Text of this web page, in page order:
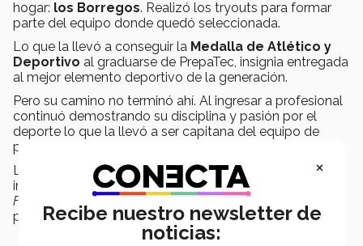
hogar: los Borregos. Realizó los tryouts para formar
parte del equipo donde quedó seleccionada.
Lo que la llevó a conseguir la Medalla de Atlético y
Deportivo al graduarse de PrepaTec, insignia entregada
al mejor elemento deportivo de la generación.
Pero su camino no terminó ahí. Al ingresar a profesional
continuó demostrando su disciplina y pasión por el
deporte lo que la llevó a ser capitana del equipo de
profesional.
Lorein ha participado internacionalmente. En 2019 fue
invitada a entrenar con el equipo de voleibol de la
Furukawa Gakuen High School
Japón
profesor Norio Okazaki.
×
Recibe nuestro newsletter de
noticias: